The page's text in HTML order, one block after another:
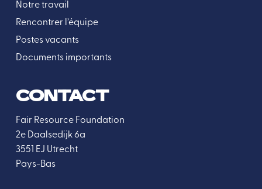
Notre travail
Rencontrer l’équipe
Postes vacants
Documents importants
CONTACT
Fair Resource Foundation
2e Daalsedijk 6a
3551 EJ Utrecht
Pays-Bas